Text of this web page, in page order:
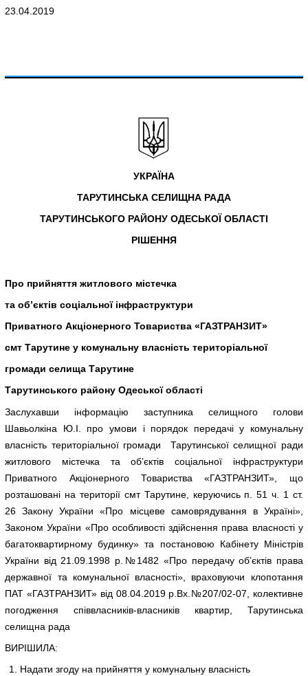
23.04.2019
УКРАЇНА
ТАРУТИНСЬКА СЕЛИЩНА РАДА
ТАРУТИНСЬКОГО РАЙОНУ ОДЕСЬКОЇ ОБЛАСТІ
РІШЕННЯ
Про прийняття житлового містечка
та об’єктів соціальної інфраструктури
Приватного Акціонерного Товариства «ГАЗТРАНЗИТ»
смт Тарутине у комунальну власність територіальної
громади селища Тарутине
Тарутинського району Одеської області
Заслухавши інформацію заступника селищного голови
Шавьолкіна Ю.І. про умови і порядок передачі у комунальну
власність територіальної громади Тарутинської селищної ради
житлового містечка та об’єктів соціальної інфраструктури
Приватного Акціонерного Товариства «ГАЗТРАНЗИТ», що
розташовані на території смт Тарутине, керуючись п. 51 ч. 1 ст.
26 Закону України «Про місцеве самоврядування в Україні»,
Законом України «Про особливості здійснення права власності у
багатоквартирному будинку» та постановою Кабінету Міністрів
України від 21.09.1998 р.№1482 «Про передачу об’єктів права
державної та комунальної власності», враховуючи клопотання
ПАТ «ГАЗТРАНЗИТ» від 08.04.2019 р.Вх.№207/02-07, колективне
погодження співвласників-власників квартир, Тарутинська
селищна рада
ВИРІШИЛА:
Надати згоду на прийняття у комунальну власність